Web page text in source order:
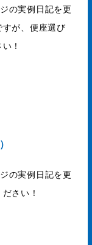
の実例日記を更
が、便座選び
！
の実例日記を更
さい！